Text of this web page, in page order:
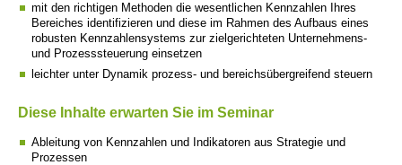
mit den richtigen Methoden die wesentlichen Kennzahlen Ihres
Bereiches identifizieren und diese im Rahmen des Aufbaus eines
robusten Kennzahlensystems zur zielgerichteten Unternehmens-
und Prozesssteuerung einsetzen
leichter unter Dynamik prozess- und bereichsübergreifend steuern
Diese Inhalte erwarten Sie im Seminar
Ableitung von Kennzahlen und Indikatoren aus Strategie und
Prozessen